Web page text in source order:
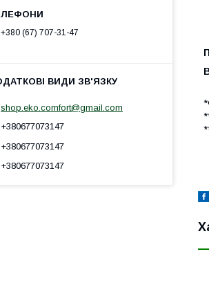
+380 (67) 707-31-47
shop.eko.comfort@gmail.com
+380677073147
+380677073147
+380677073147